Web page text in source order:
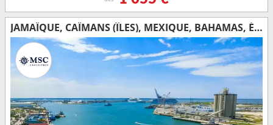
JAMAÏQUE, CAÏMANS (ÎLES), MEXIQUE, BAHAMAS, ÉTATS-UNIS